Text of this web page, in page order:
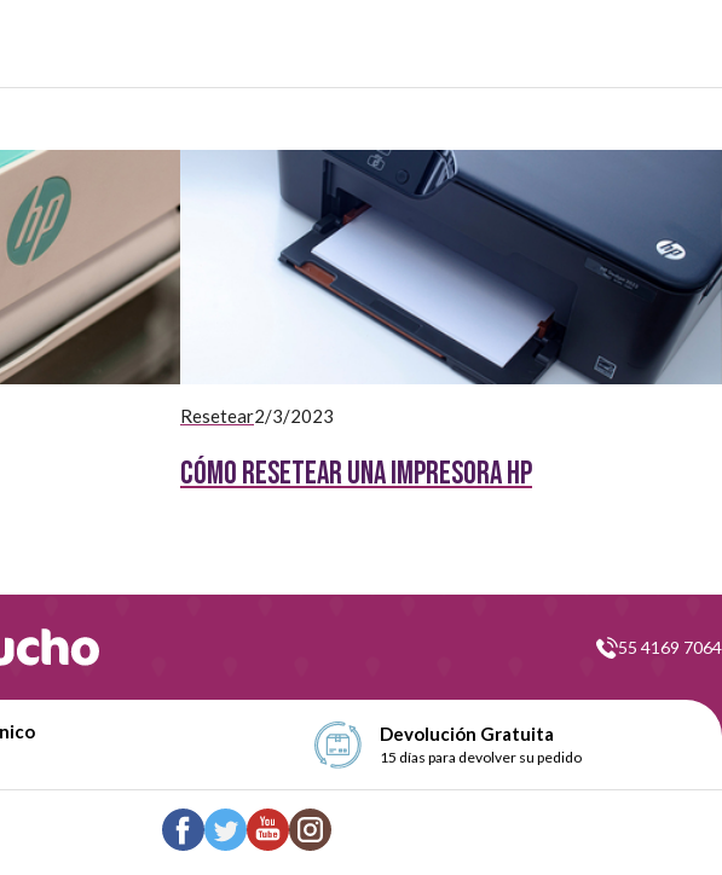
Resetear2/3/2023
Cómo resetear una impresora HP
55 4169 7064
Devolución Gratuita
15 días para devolver su pedido